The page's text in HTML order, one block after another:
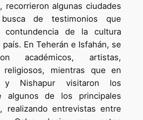
recorrieron algunas ciudades
de testimonios que
contundencia de la cultura
En Teherán e Isfahán, se
académicos, artistas,
religiosos, mientras que en
y Nishapur visitaron los
algunos de los principales
realizando entrevistas entre